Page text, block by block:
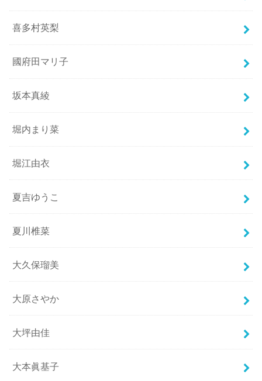
喜多村英梨
國府田マリ子
坂本真綾
堀内まり菜
堀江由衣
夏吉ゆうこ
夏川椎菜
大久保瑠美
大原さやか
大坪由佳
大本眞基子